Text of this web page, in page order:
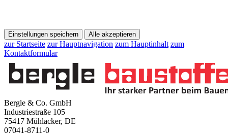
Einstellungen speichern Alle akzeptieren
zur Startseite zur Hauptnavigation zum Hauptinhalt zum
Kontaktformular
Bergle & Co. GmbH
Industriestraße 105
75417 Mühlacker, DE
07041-8711-0